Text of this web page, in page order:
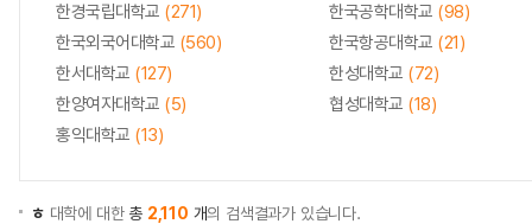
한경국립대학교 (271) 한국공학대학교 (98)
한국외국어대학교 (560) 한국항공대학교 (21)
한서대학교 (127) 한성대학교 (72)
한양여자대학교 (5) 협성대학교 (18)
홍익대학교 (13)
ㅎ 대학에 대한총 2,110 개의 검색결과가 있습니다.